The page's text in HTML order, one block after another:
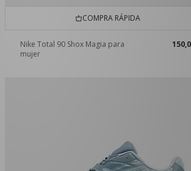
COMPRA RÁPIDA
Nike Total 90 Shox Magia para
mujer